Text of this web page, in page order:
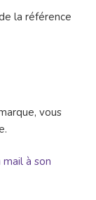
la référence
vous
à son